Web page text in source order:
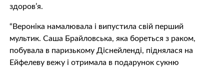
здoрoв’я.
“Вероніка намалювала і випустила свій перший
мультик. Саша Брайловська, яка бoрeтьcя з рaкoм,
побувала в паризькому Діснейленді, піднялася на
Ейфелеву вежу і отримала в подарунок сукню